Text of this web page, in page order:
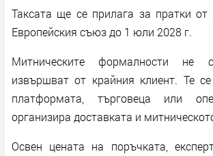
Таксата ще се прилага за пратки
Европейския съюз до 1 юли 2028 г.
Митническите формалности не
извършват от крайния клиент. Те
платформата, търговеца или
организира доставката и
Освен цената на поръчката,